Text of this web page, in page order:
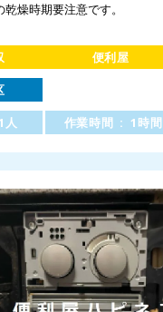
燥時期要注意です。
便利屋
人
作業時間 : 1時間